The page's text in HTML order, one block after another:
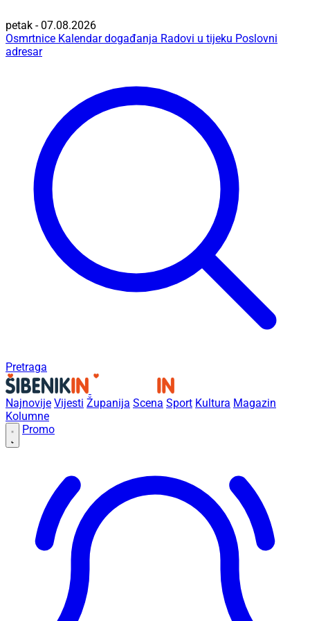
petak - 07.08.2026
Osmrtnice Kalendar događanja Radovi u tijeku Poslovni
adresar
Pretraga
Najnovije Vijesti Županija Scena Sport Kultura Magazin
Kolumne
Promo